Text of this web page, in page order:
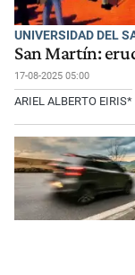
UNIVERSIDAD DEL
San Martín:
17-08-2025 05:00
ARIEL ALBERTO EIRIS*